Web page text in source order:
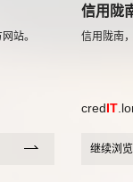
站。
信用陇
信用陇南
credIT
继续浏